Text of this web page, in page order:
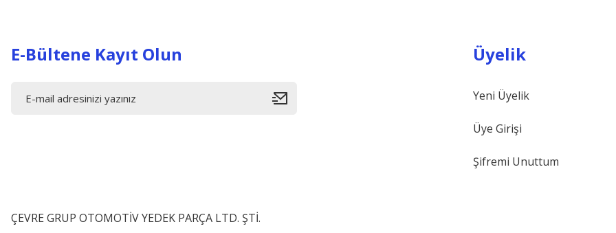
E-Bültene Kayıt Olun
ÇEVRE GRUP OTOMOTİV YEDEK PARÇA LTD. ŞTİ.
Üyelik
Yeni Üyelik
Üye Girişi
Şifremi Unuttum